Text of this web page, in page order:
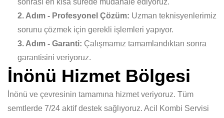
sonrası en kısa sürede müdahale ediyoruz.
2. Adım - Profesyonel Çözüm: Uzman teknisyenlerimiz
sorunu çözmek için gerekli işlemleri yapıyor.
3. Adım - Garanti: Çalışmamız tamamlandıktan sonra
garantisini veriyoruz.
İnönü Hizmet Bölgesi
İnönü ve çevresinin tamamına hizmet veriyoruz. Tüm
semtlerde 7/24 aktif destek sağlıyoruz. Acil Kombi Servisi